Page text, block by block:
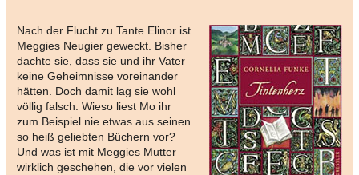
Nach der Flucht zu Tante Elinor ist
Meggies Neugier geweckt. Bisher
dachte sie, dass sie und ihr Vater
keine Geheimnisse voreinander
hätten. Doch damit lag sie wohl
völlig falsch. Wieso liest Mo ihr
zum Beispiel nie etwas aus seinen
so heiß geliebten Büchern vor?
Und was ist mit Meggies Mutter
wirklich geschehen, die vor vielen